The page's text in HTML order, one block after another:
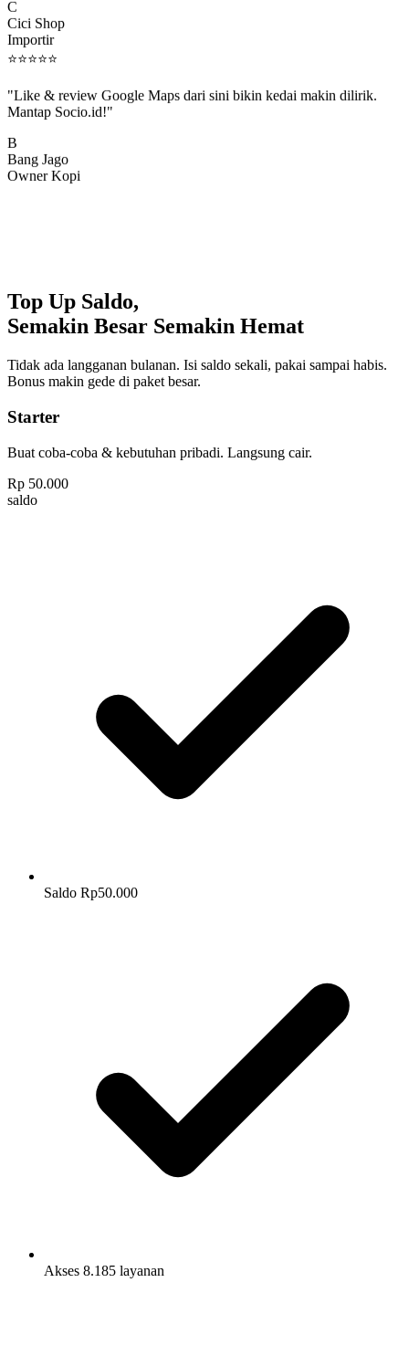
Cici Shop
Importir
⭐⭐⭐⭐⭐
Mantap Socio.id!"
Bang Jago
Owner Kopi
Top Up Saldo,
Semakin Besar Semakin Hemat
Tidak ada langganan bulanan. Isi saldo sekali, pakai sampai habis.
Bonus makin gede di paket besar.
Starter
Buat coba-coba & kebutuhan pribadi. Langsung cair.
Rp 50.000
saldo
Saldo Rp50.000
Akses 8.185 layanan